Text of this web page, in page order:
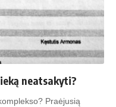
neatsakyti?
Praėjusią